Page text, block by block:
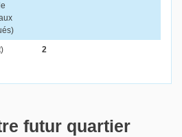
2
futur quartier